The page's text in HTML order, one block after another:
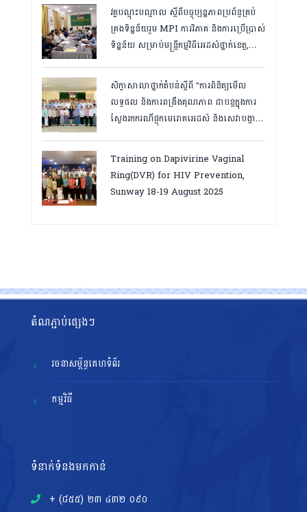
វគ្គបណ្ដុះបណ្តាល ស្តីពីបច្ចុប្បន្នភាពប្រព័ន្ធគ្រប់
គ្រងទិន្នន័យរួម MPI ការវិភាគ និងការប្រើប្រាស់
ទិន្នន័យ សម្រាប់មន្រ្តីកម្មវិធីអេដស៍ថ្នាក់ខេត្ត,
សិក្ខាសាលាថ្នាក់តំបន់ស្តីពី “ការពិនិត្យមើល
លទ្ធផល និងការពង្រឹងគុណភាព ជាបន្តក្នុងការ
ស្វែងរកករណីផ្ទុកមេរោគអេដស៍ និងសេវាបង្ការ
សម្រេចគោលដៅ ៩៥-៩៥-៩៥”, តាកែវ
ថ្ងៃទី១២-១៣ សីហា ២០២៥
Training on Dapivirine Vaginal
Ring(DVR) for HIV Prevention,
Sunway 18-19 August 2025
តំណភ្ជាប់ផ្សេងៗ
រចនាសម្ព័ន្ធគេហទំព័រ
កម្មវិធី
ទំនាក់ទំនងមកកាន់
+ (៨៥៥)​ ២៣​ ៤៣២ ០៩០